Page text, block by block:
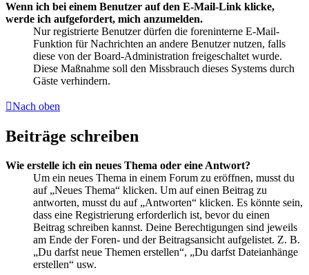
Wenn ich bei einem Benutzer auf den E-Mail-Link klicke,
werde ich aufgefordert, mich anzumelden.
Nur registrierte Benutzer dürfen die foreninterne E-Mail-
Funktion für Nachrichten an andere Benutzer nutzen, falls
diese von der Board-Administration freigeschaltet wurde.
Diese Maßnahme soll den Missbrauch dieses Systems durch
Gäste verhindern.
Nach oben
Beiträge schreiben
Wie erstelle ich ein neues Thema oder eine Antwort?
Um ein neues Thema in einem Forum zu eröffnen, musst du
auf „Neues Thema“ klicken. Um auf einen Beitrag zu
antworten, musst du auf „Antworten“ klicken. Es könnte sein,
dass eine Registrierung erforderlich ist, bevor du einen
Beitrag schreiben kannst. Deine Berechtigungen sind jeweils
am Ende der Foren- und der Beitragsansicht aufgelistet. Z. B.
„Du darfst neue Themen erstellen“, „Du darfst Dateianhänge
erstellen“ usw.